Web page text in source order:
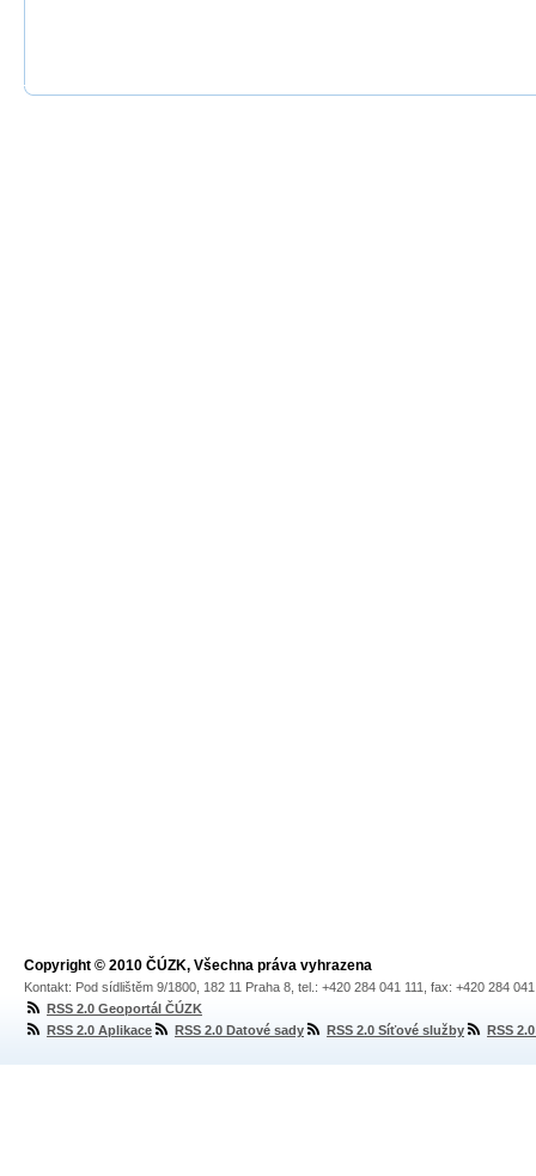
Copyright © 2010 ČÚZK, Všechna práva vyhrazena
Kontakt: Pod sídlištěm 9/1800, 182 11 Praha 8, tel.: +420 284 041 111, fax: +420 284
RSS 2.0 Geoportál ČÚZK
RSS 2.0 Aplikace
RSS 2.0 Datové sady RSS 2.0 Síťové služby RSS